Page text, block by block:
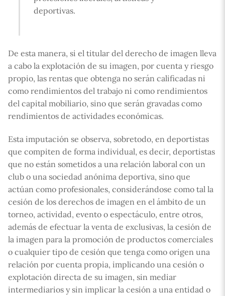
deportivas.
De esta manera, si el titular del derecho de imagen lleva
a cabo la explotación de su imagen, por cuenta y riesgo
propio, las rentas que obtenga no serán calificadas ni
como rendimientos del trabajo ni como rendimientos
del capital mobiliario, sino que serán gravadas como
rendimientos de actividades económicas.
Esta imputación se observa, sobretodo, en deportistas
que compiten de forma individual, es decir, deportistas
que no están sometidos a una relación laboral con un
club o una sociedad anónima deportiva, sino que
actúan como profesionales, considerándose como tal la
cesión de los derechos de imagen en el ámbito de un
torneo, actividad, evento o espectáculo, entre otros,
además de efectuar la venta de exclusivas, la cesión de
la imagen para la promoción de productos comerciales
o cualquier tipo de cesión que tenga como origen una
relación por cuenta propia, implicando una cesión o
explotación directa de su imagen, sin mediar
intermediarios y sin implicar la cesión a una entidad o